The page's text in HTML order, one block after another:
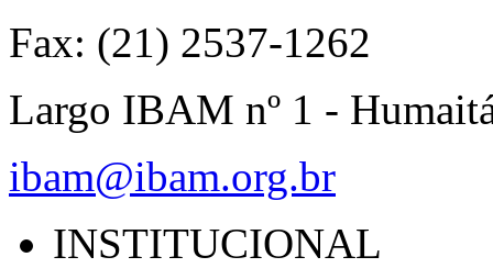
Fax: (21) 2537-1262
Largo IBAM nº 1 -
ibam@ibam.org.br
INSTITUCIONAL